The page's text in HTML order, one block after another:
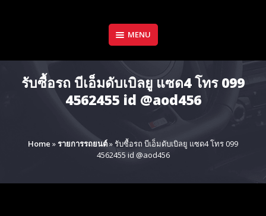
MENU
รับซื้อรถ บีเอ็มดับเบิลยู แซด4 โทร 099
4562455 id @aod456
Home »รายการรถยนต์»รับซื้อรถ บีเอ็มดับเบิลยู แซด4 โทร 099
4562455 id @aod456